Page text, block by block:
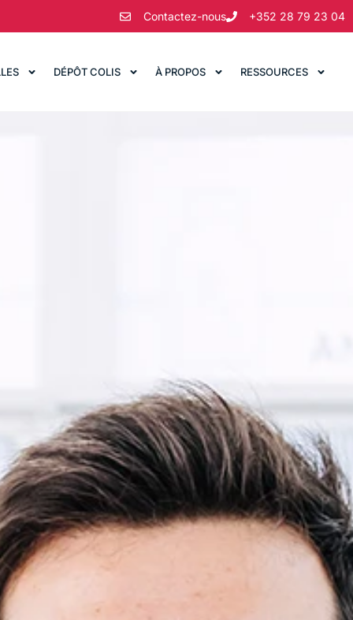
Contactez-nous +352 28 79 23 04
DÉPÔT COLIS À PROPOS RESSOURCES